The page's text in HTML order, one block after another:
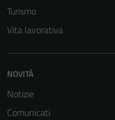
Turismo
Vita lavorativa
NOVITÀ
Notizie
Comunicati